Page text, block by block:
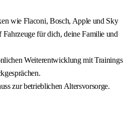
wie Flaconi, Bosch, Apple und Sky
für dich, deine Familie und
Weiterentwicklung mit Trainings
zur betrieblichen Altersvorsorge.